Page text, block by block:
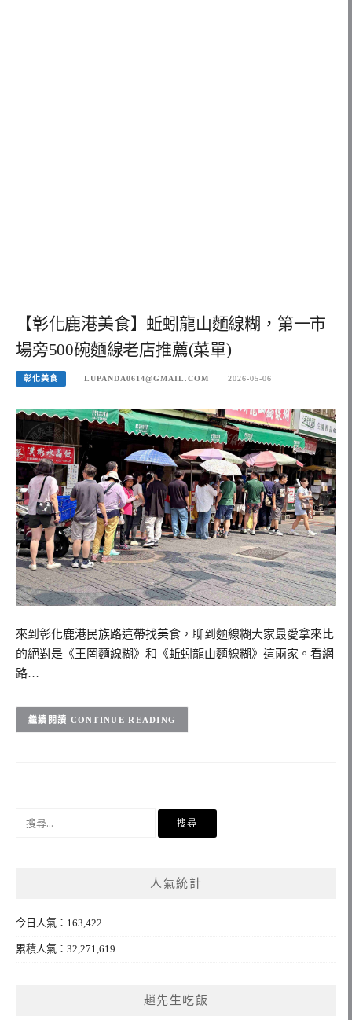
【彰化鹿港美食】蚯蚓龍山麵線糊，第一市
場旁500碗麵線老店推薦(菜單)
彰化美食 LUPANDA0614@GMAIL.COM 2026-05-06
來到彰化鹿港民族路這帶找美食，聊到麵線糊大家最愛拿來比
的絕對是《王罔麵線糊》和《蚯蚓龍山麵線糊》這兩家。看網
路…
CONTINUE READING
人氣統計
今日人氣：163,422
累積人氣：32,271,619
趙先生吃飯